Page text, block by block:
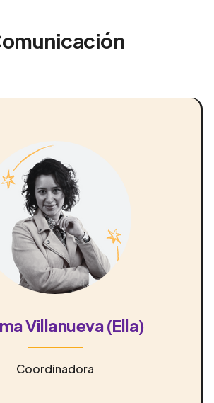
Villanueva (Ella)
Coordinadora